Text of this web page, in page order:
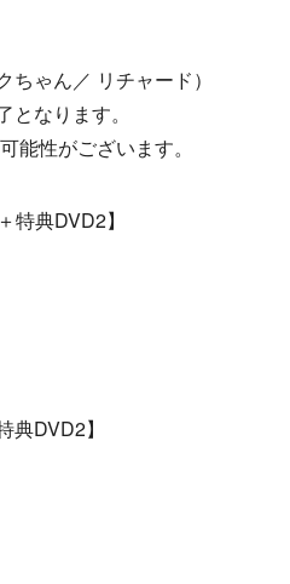
ゃん／ リチャード）
なります。
能性がございます。
特典DVD2】
典DVD2】